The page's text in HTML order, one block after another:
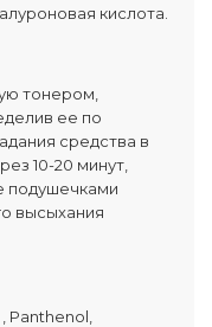
кислота.
тонером,
ее по
средства в
10-20 минут,
подушечками
высыхания
Panthenol,